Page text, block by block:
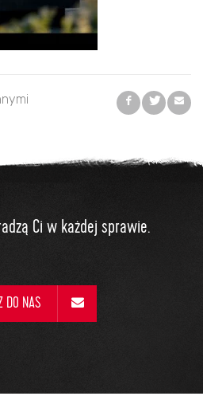
Ci w każdej sprawie.
DO NAS